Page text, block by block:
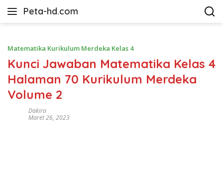
Peta-hd.com
Kumpulan
HD
Matematika Kurikulum Merdeka Kelas 4
Kunci Jawaban Matematika Kelas 4
Halaman 70 Kurikulum Merdeka
Volume 2
Dakira
Maret 26, 2023